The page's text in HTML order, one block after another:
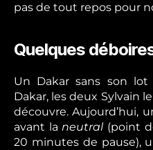
pas de tout repos pour
Quelques
Un Dakar sans son lot
Dakar, les deux Sylvain
découvre. Aujourd’hui,
avant laneutral(point
20 minutes de pause),